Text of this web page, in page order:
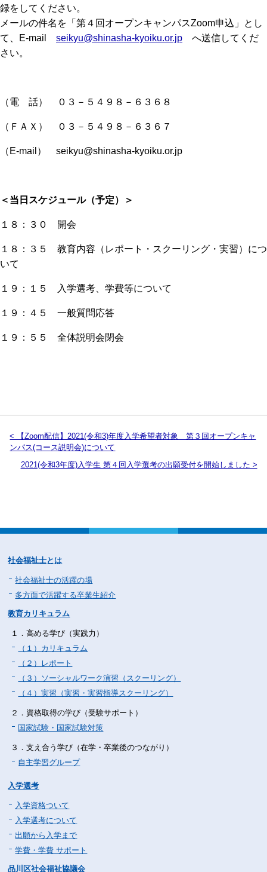
録をしてください。
メールの件名を「第４回オープンキャンパスZoom申込」とし
て、E-mail seikyu@shinasha-kyoiku.or.jp へ送信してくだ
さい。
（電 話） ０３－５４９８－６３６８
（ＦＡＸ） ０３－５４９８－６３６７
（E-mail） seikyu@shinasha-kyoiku.or.jp
＜当日スケジュール（予定）＞
１８：３０ 開会
１８：３５ 教育内容（レポート・スクーリング・実習）につ
いて
１９：１５ 入学選考、学費等について
１９：４５ 一般質問応答
１９：５５ 全体説明会閉会
< 【Zoom配信】2021(令和3)年度入学希望者対象 第３回オープンキャ
ンパス(コース説明会)について
2021(令和3年度)入学生 第４回入学選考の出願受付を開始しました >
社会福祉士とは
社会福祉士の活躍の場
多方面で活躍する卒業生紹介
教育カリキュラム
１．高める学び（実践力）
（１）カリキュラム
（２）レポート
（３）ソーシャルワーク演習（スクーリング）
（４）実習（実習・実習指導スクーリング）
２．資格取得の学び（受験サポート）
国家試験・国家試験対策
３．支え合う学び（在学・卒業後のつながり）
自主学習グループ
入学選考
入学資格ついて
入学選考について
出願から入学まで
学費・学費 サポート
品川区社会福祉協議会